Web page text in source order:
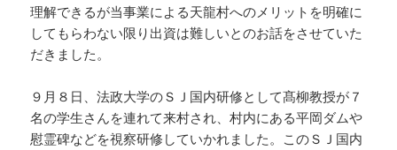
理解できるが当事業による天龍村へのメリットを明確に
してもらわない限り出資は難しいとのお話をさせていた
だきました。
９月８日、法政大学のＳＪ国内研修として髙柳教授が７
名の学生さんを連れて来村され、村内にある平岡ダムや
慰霊碑などを視察研修していかれました。このＳＪ国内